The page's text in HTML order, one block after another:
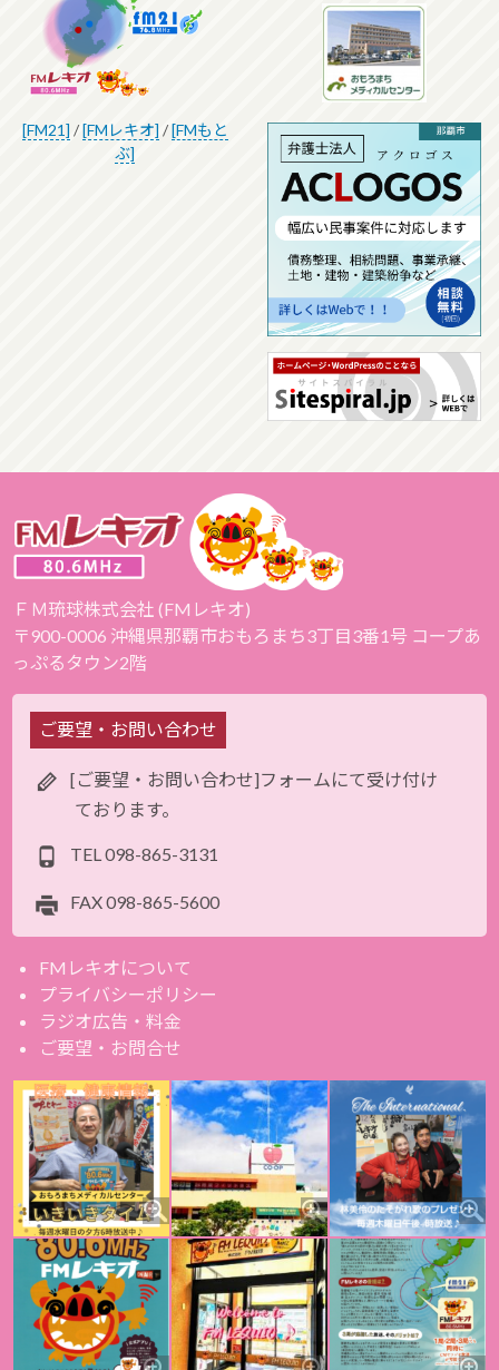
[FM21] /[FMレキオ] /[FMもと
ぶ]
ＦＭ琉球株式会社 (FMレキオ)
〒900-0006 沖縄県那覇市おもろまち3丁目3番1号 コープあ
っぷるタウン2階
ご要望・お問い合わせ
[ご要望・お問い合わせ]フォームにて受け付け
ております。
TEL098-865-3131
FAX098-865-5600
FMレキオについて
プライバシーポリシー
ラジオ広告・料金
ご要望・お問合せ